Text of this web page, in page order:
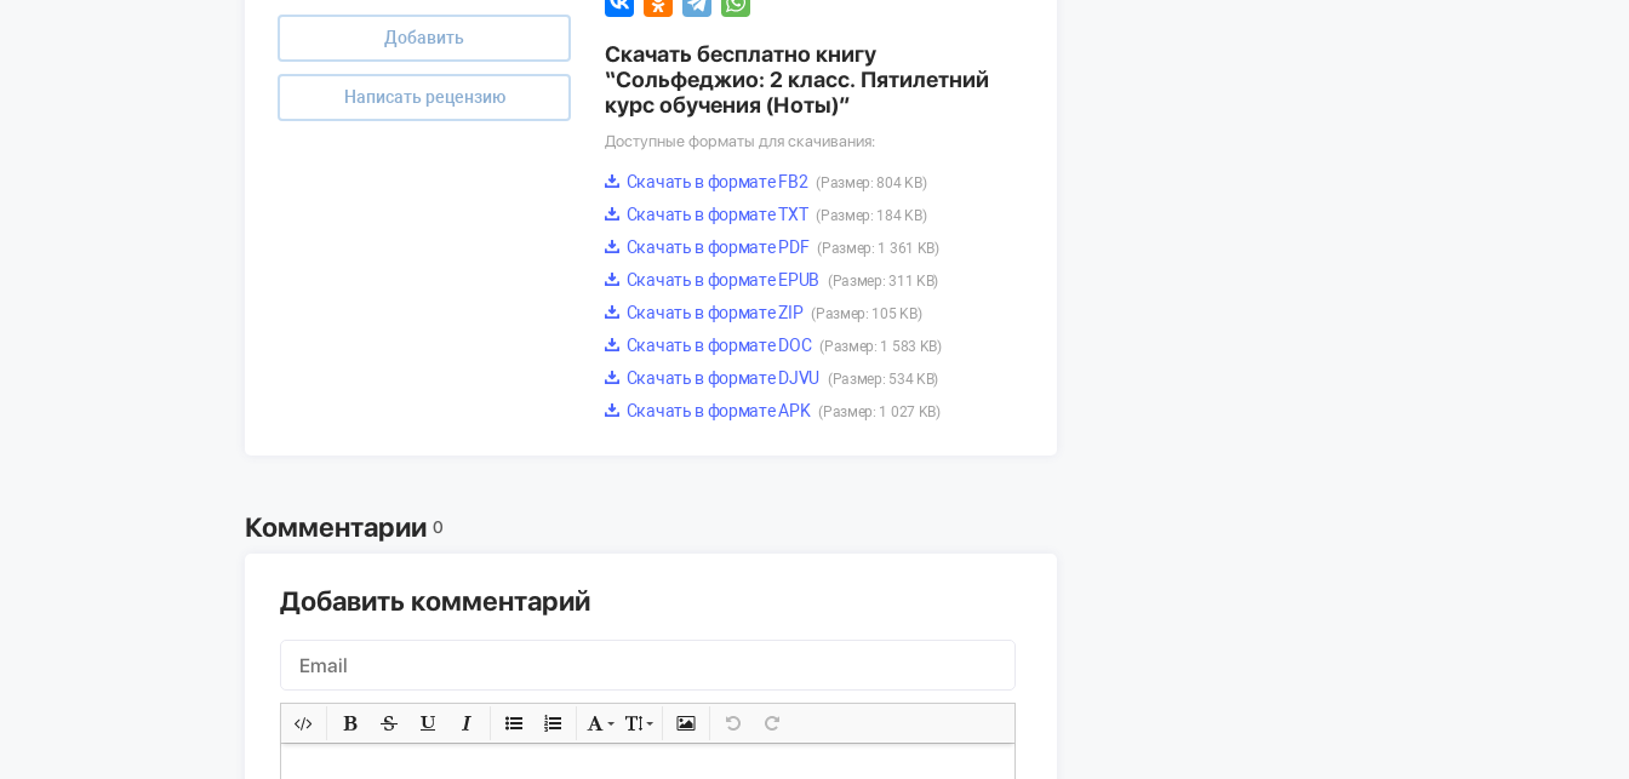
Добавить
Написать рецензию
Скачать бесплатно книгу
“Сольфеджио: 2 класс. Пятилетний
курс обучения (Ноты)”
Доступные форматы для скачивания:
Скачать в формате FB2 (Размер: 804 KB)
Скачать в формате TXT (Размер: 184 KB)
Скачать в формате PDF (Размер: 1 361 KB)
Скачать в формате EPUB (Размер: 311 KB)
Скачать в формате ZIP (Размер: 105 KB)
Скачать в формате DOC (Размер: 1 583 KB)
Скачать в формате DJVU (Размер: 534 KB)
Скачать в формате APK (Размер: 1 027 KB)
Комментарии 0
Добавить комментарий